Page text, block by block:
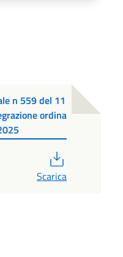
n 559 del 11
ordina
Scarica